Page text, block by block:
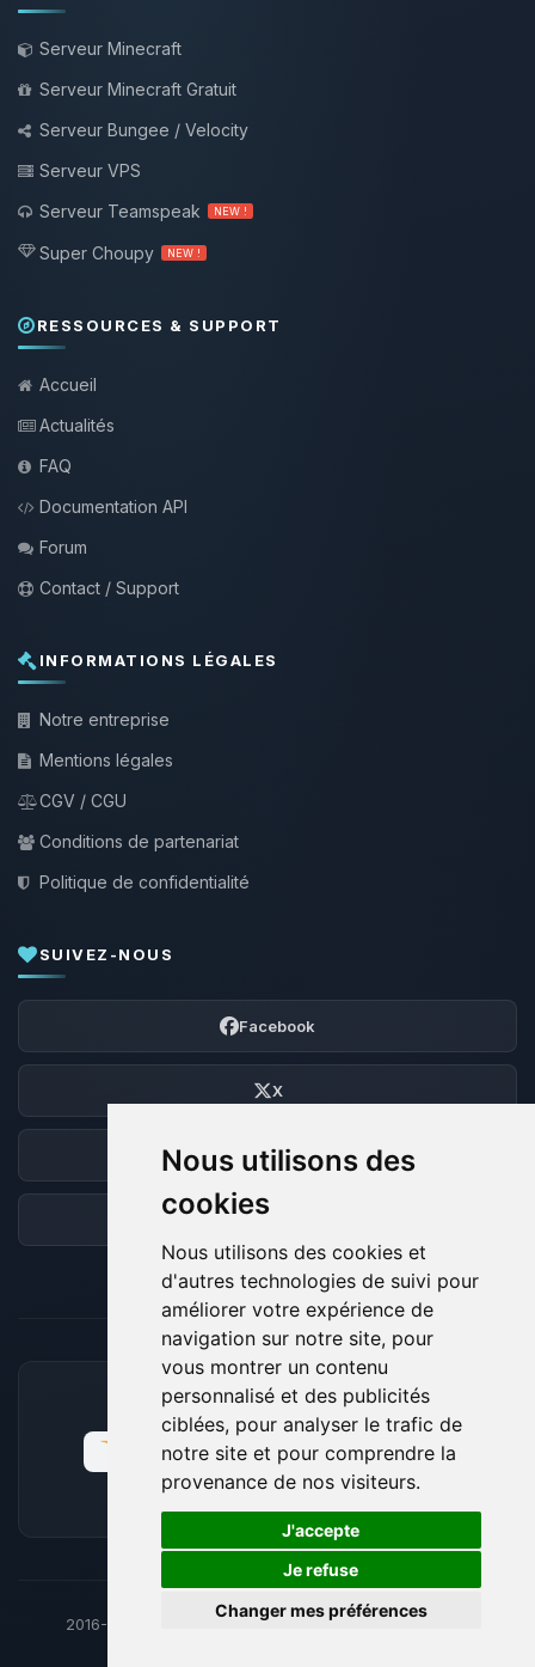
Nous utilisons des
cookies
Nous utilisons des cookies et
d'autres technologies de suivi pour
améliorer votre expérience de
navigation sur notre site, pour
vous montrer un contenu
personnalisé et des publicités
ciblées, pour analyser le trafic de
notre site et pour comprendre la
provenance de nos visiteurs.
J'accepte
Je refuse
Changer mes préférences
Serveur Minecraft
Serveur Minecraft Gratuit
Serveur Bungee / Velocity
Serveur VPS
Serveur Teamspeak
NEW !
Super Choupy NEW !
RESSOURCES & SUPPORT
Accueil
Actualités
FAQ
Documentation API
Forum
Contact / Support
INFORMATIONS LÉGALES
Notre entreprise
Mentions légales
CGV / CGU
Conditions de partenariat
Politique de confidentialité
SUIVEZ-NOUS
Facebook
X
Discord
Forum
MOYENS DE PAIEMENT ACCEPTÉS
2016-26 © BoxToPlay - ByteLogic tous droits réservés
🍪